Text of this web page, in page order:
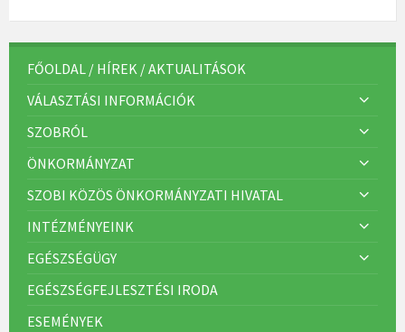
FŐOLDAL / HÍREK / AKTUALITÁSOK
VÁLASZTÁSI INFORMÁCIÓK
SZOBRÓL
ÖNKORMÁNYZAT
SZOBI KÖZÖS ÖNKORMÁNYZATI HIVATAL
INTÉZMÉNYEINK
EGÉSZSÉGÜGY
EGÉSZSÉGFEJLESZTÉSI IRODA
ESEMÉNYEK